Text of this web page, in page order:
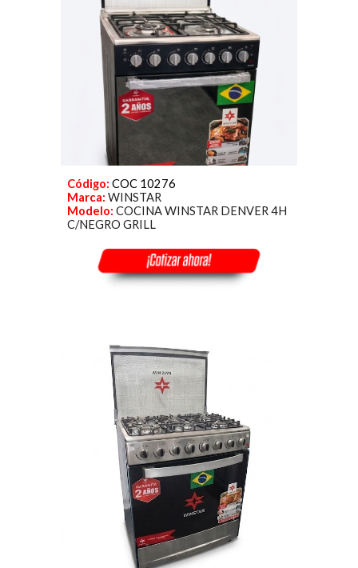
Código: COC 10276
Marca:WINSTAR
Modelo:COCINA WINSTAR DENVER 4H
C/NEGRO GRILL